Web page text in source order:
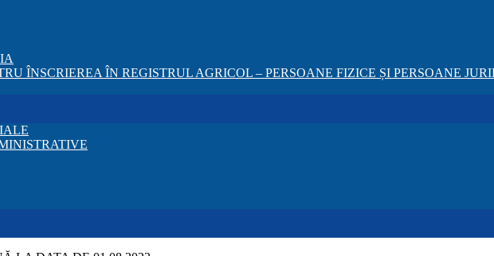
ÎNSCRIEREA ÎN REGISTRUL AGRICOL – PERSOANE FIZICE ȘI PERSOANE